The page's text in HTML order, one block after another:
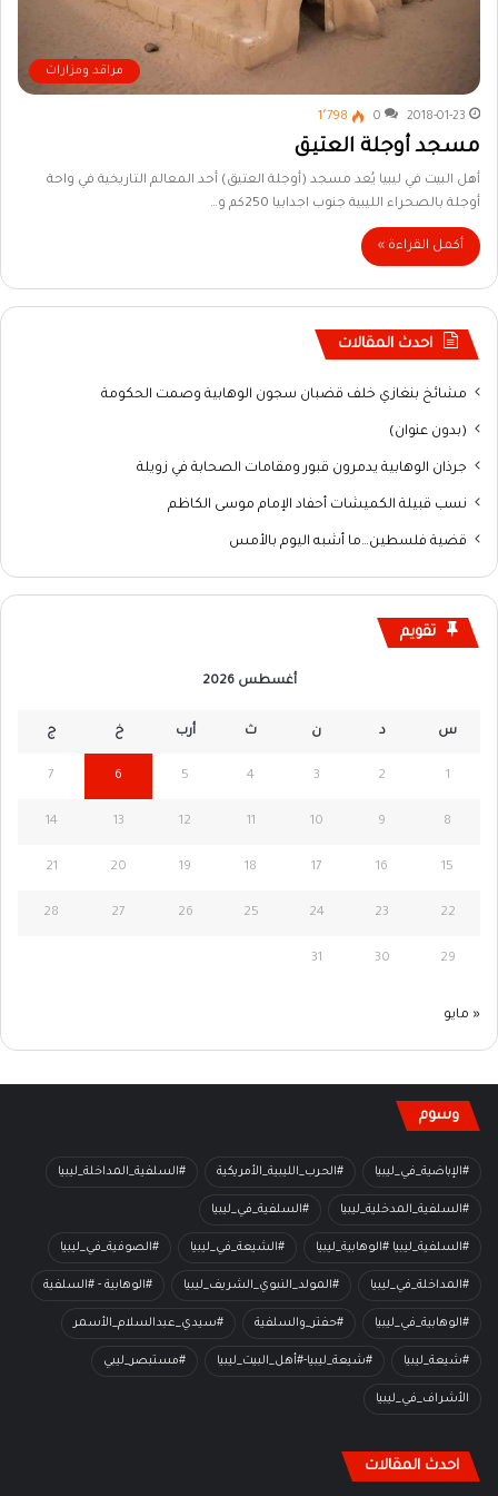
مراقد ومزارات
2018-01-23
0 1٬798
مسجد أوجلة العتيق
أهل البيت في ليبيا يُعد مسجد (أوجلة العتيق) أحد المعالم التاريخية في واحة
أوجلة بالصحراء الليبية جنوب اجدابيا 250كم و…
أكمل القراءة »
احدث المقالات
مشائخ بنغازي خلف قضبان سجون الوهابية وصمت الحكومة
(بدون عنوان)
جرذان الوهابية يدمرون قبور ومقامات الصحابة في زويلة
نسب قبيلة الكميشات أحفاد الإمام موسى الكاظم
قضية فلسطين…ما أشبه اليوم بالأمس
تقويم
أغسطس 2026
س د ن ث أرب خ ج
1
2
3
4
5
6
7
8
9
10
11
12
13
14
15
16
17
18
19
20
21
22
23
24
25
26
27
28
29
30
31
« مايو
وسوم
#الإباضية_في_ليبيا #الحرب_الليبية_الأمريكية #السلفية_المداخلة_ليبيا
#السلفية_المدخلية_ليبيا #السلفية_في_ليبيا
#السلفية_ليبيا #الوهابية_ليبيا #الشيعة_في_ليبيا #الصوفية_في_ليبيا
#المداخلة_في_ليبيا #المولد_النبوي_الشريف_ليبيا #الوهابية - #السلفية
#الوهابية_في_ليبيا #حفتر_والسلفية #سيدي_عبدالسلام_الأسمر
#شيعة_ليبيا #شيعة_ليبيا-#أهل_البيت_ليبيا #مستبصر_ليبي
الأشراف_في_ليبيا
احدث المقالات